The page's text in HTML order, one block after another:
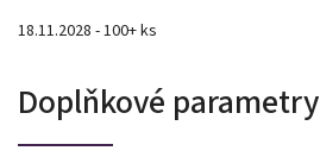
18.11.2028 - 100+ ks
Doplňkové parametry